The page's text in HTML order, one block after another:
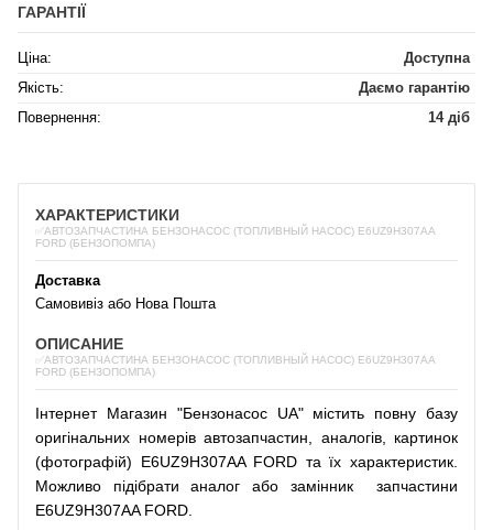
ГАРАНТІЇ
Ціна:
Доступна
Якість:
Даємо гарантію
Повернення:
14 діб
ХАРАКТЕРИСТИКИ
✅АВТОЗАПЧАСТИНА БЕНЗОНАСОС (ТОПЛИВНЫЙ НАСОС) E6UZ9H307AA
FORD (БЕНЗОПОМПА)
Доставка
Самовивіз або Нова Пошта
ОПИСАНИЕ
✅АВТОЗАПЧАСТИНА БЕНЗОНАСОС (ТОПЛИВНЫЙ НАСОС) E6UZ9H307AA
FORD (БЕНЗОПОМПА)
Інтернет Магазин "Бензонасос UA" містить повну базу
оригінальних номерів автозапчастин аналогів,
картинок
(фотографій) E6UZ9H307AA FORD та їх характеристик.
Можливо
підібрати аналог або замінникзапчастини
E6UZ9H307AA FORD.